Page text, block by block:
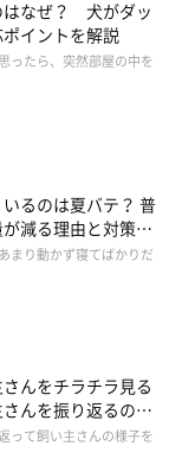
教えなければなり
声をかけます。
は愛犬にとっての
しょう。十分な散
注がれているか、
になる必要はあり
はなぜ？ 犬がダッ
イントを解説
ったら、突然部屋の中を
るのは夏バテ？ 普
減る理由と対策と
まり動かず寝てばかりだ
んをチラチラ見る
んを振り返るのは
って飼い主さんの様子を